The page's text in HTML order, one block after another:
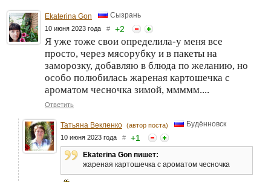
Ekaterina Gon Сызрань
10 июня 2023 года # +2
Я уже тоже свои определила-у меня все
просто, через мясорубку и в пакеты на
заморозку, добавляю в блюда по желанию, но
особо полюбилась жареная картошечка с
ароматом чесночка зимой, ммммм....
Ответить
Татьяна Векленко (автор поста) Будённовск
10 июня 2023 года # +1
Ekaterina Gon пишет:
жареная картошечка с ароматом чесночка